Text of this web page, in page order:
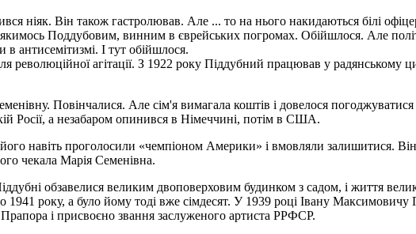
ніяк. Він також гастролював. Але ... то на нього накидаються білі
Поддубовим, винним в єврейських погромах. Обійшлося. Але
антисемітизмі. І тут обійшлося.
революційної агітації. З 1922 року Піддубний працював у радянському
Повінчалися. Але сім'я вимагала коштів і довелося
Росії, а незабаром опинився в Німеччині, потім в США.
навіть проголосили «чемпіоном Америки» і вмовляли залишитися.
чекала Марія Семенівна.
обзавелися великим двоповерховим будинком з садом, і життя
року, а було йому тоді вже сімдесят. У 1939 році Івану Максимовичу
і присвоєно звання заслуженого артиста РРФСР.